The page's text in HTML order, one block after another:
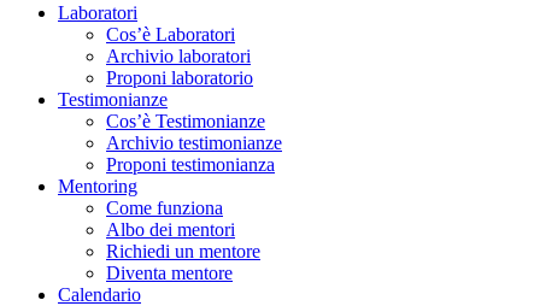
Laboratori
Cos’è Laboratori
Archivio laboratori
Proponi laboratorio
Testimonianze
Cos’è Testimonianze
Archivio testimonianze
Proponi testimonianza
Mentoring
Come funziona
Albo dei mentori
Richiedi un mentore
Diventa mentore
Calendario